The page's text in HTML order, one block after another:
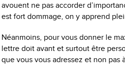
avouent ne pas accorder
est fort dommage, on y apprend
Néanmoins, pour vous donner le
lettre doit avant et surtout être
que vous vous adressez et non